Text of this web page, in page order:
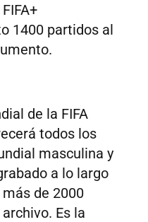
1400 partidos al
de la FIFA
todos los
masculina y
a lo largo
de 2000
Es la